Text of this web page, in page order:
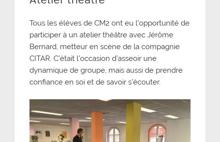
Tous les élèves de CM2 ont eu l’opportunité de
participer à un atelier théâtre avec Jérôme
Bernard, metteur en scène de la compagnie
CITAR. C’était l’occasion d’asseoir une
dynamique de groupe, mais aussi de prendre
confiance en soi et de savoir s’écouter.